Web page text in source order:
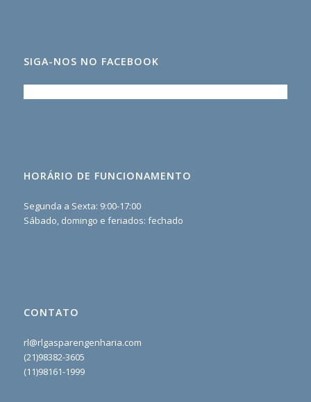
SIGA-NOS NO FACEBOOK
HORÁRIO DE FUNCIONAMENTO
Segunda a Sexta: 9:00-17:00
Sábado, domingo e feriados: fechado
CONTATO
rl@rlgasparengenharia.com
(21)98382-3605
(11)98161-1999